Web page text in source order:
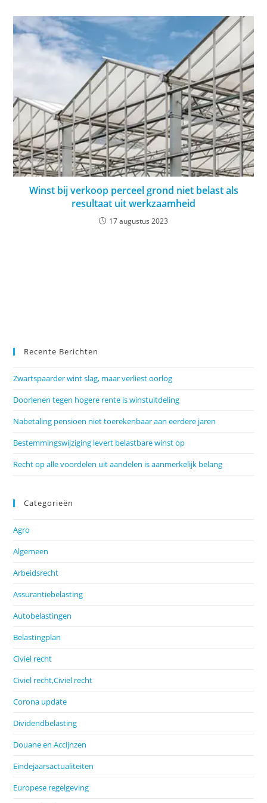
Winst bij verkoop perceel grond niet belast als
resultaat uit werkzaamheid
17 augustus 2023
Recente Berichten
Zwartspaarder wint slag, maar verliest oorlog
Doorlenen tegen hogere rente is winstuitdeling
Nabetaling pensioen niet toerekenbaar aan eerdere jaren
Bestemmingswijziging levert belastbare winst op
Recht op alle voordelen uit aandelen is aanmerkelijk belang
Categorieën
Agro
Algemeen
Arbeidsrecht
Assurantiebelasting
Autobelastingen
Belastingplan
Civiel recht
Civiel recht,Civiel recht
Corona update
Dividendbelasting
Douane en Accijnzen
Eindejaarsactualiteiten
Europese regelgeving